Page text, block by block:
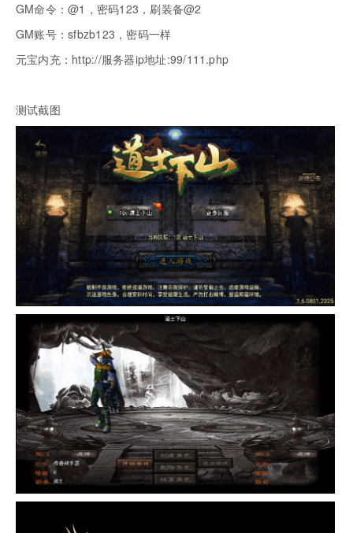
GM命令：@1，密码123，刷装备@2
GM账号：sfbzb123，密码一样
元宝内充：http://服务器ip地址:99/111.php
测试截图